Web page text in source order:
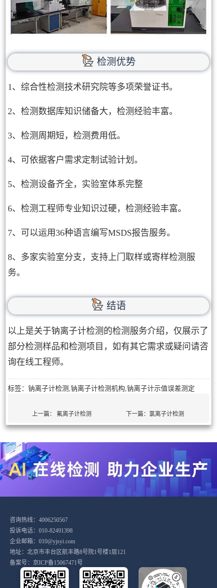
检测优势
1、综合性检测技术研究院等多项荣誉证书。
2、检测数据库知识储备大，检测经验丰富。
3、检测周期短，检测费用低。
4、可依据客户需求定制试验计划。
5、检测设备齐全，实验室体系完整
6、检测工程师专业知识过硬，检测经验丰富。
7、可以运用36种语言编写MSDS报告服务。
8、多家实验室分支，支持上门取样或寄样检测服
务。
结语
以上是关于钠离子计检测的检测服务介绍，仅展示了
部分检测样品和检测项目，如有其它需求或疑问请咨
询在线工程师。
标签：钠离子计检测,钠离子计检测机构,钠离子计示值误差测定
上一篇：氟离子计检测 下一篇：氯离子计检测
咨询热线：4006250567
投诉电话：010-82491398
企业邮箱：010@yjsyi.com
地址：北京市丰台区航丰路8号院1号楼1层121
备案号： 京ICP备15067471号